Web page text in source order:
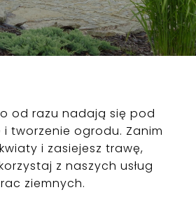
od razu nadają się pod
tworzenie ogrodu. Zanim
i zasiejesz trawę,
z naszych usług
ziemnych.